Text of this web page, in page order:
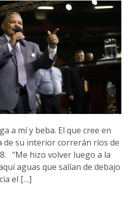
a mí y beba. El que cree en
de su interior correrán ríos de
“Me hizo volver luego a la
aguas que salían de debajo
el […]